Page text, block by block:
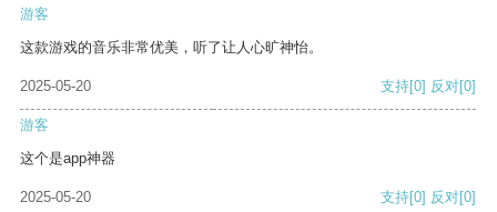
游客
这款游戏的音乐非常优美，听了让人心旷神怡。
2025-05-20 支持[0] 反对[0]
游客
这个是app神器
2025-05-20 支持[0] 反对[0]